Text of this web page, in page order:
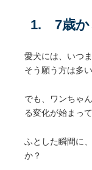
1. 7歳か
愛犬には、いつ
そう願う方は多
でも、ワンちゃ
る変化が始まっ
ふとした瞬間に
か？